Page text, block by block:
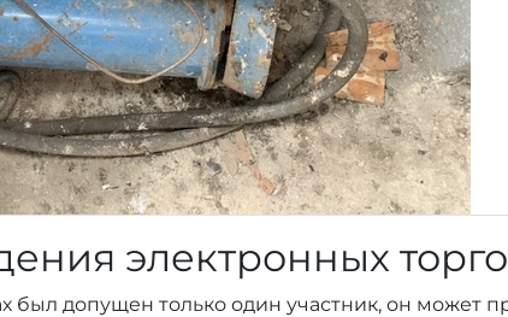
электронных
был допущен только один участник, он может